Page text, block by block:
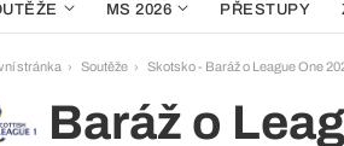
MS 2026 PŘESTUPY
stránka Soutěže Skotsko - Baráž o League One
Baráž o